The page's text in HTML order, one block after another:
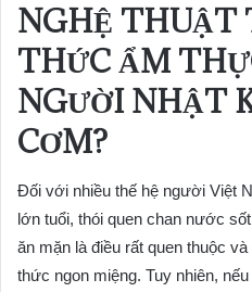
NGHỆ THUẬT
THỨC ẨM
NGƯỜI NHẬT
CƠM?
Đối với nhiều thế hệ người Việt
lớn tuổi, thói quen chan nước
ăn mặn là điều rất quen thuộc
thức ngon miệng. Tuy nhiên,